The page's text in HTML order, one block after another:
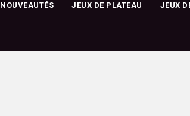
NOUVEAUTÉS JEUX DE PLATEAU JEUX